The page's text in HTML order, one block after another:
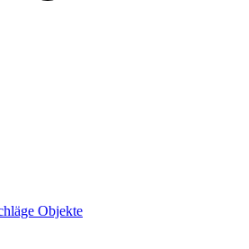
Objekte